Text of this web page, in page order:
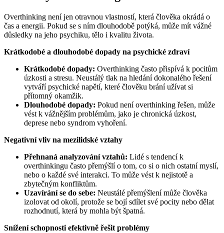
Overthinking není jen otravnou vlastností, která člověka okrádá o
čas a energii. Pokud se s ním dlouhodobě potýká, může mít vážné
důsledky na jeho psychiku, tělo i kvalitu života.
Krátkodobé a dlouhodobé dopady na psychické zdraví
Krátkodobé dopady: Overthinking často přispívá k pocitům
úzkosti a stresu. Neustálý tlak na hledání dokonalého řešení
vytváří psychické napětí, které člověku brání užívat si
přítomný okamžik.
Dlouhodobé dopady: Pokud není overthinking řešen, může
vést k vážnějším problémům, jako je chronická úzkost,
deprese nebo syndrom vyhoření.
Negativní vliv na mezilidské vztahy
Přehnaná analyzování vztahů: Lidé s tendencí k
overthinkingu často přemýšlí o tom, co si o nich ostatní myslí,
nebo o každé své interakci. To může vést k nejistotě a
zbytečným konfliktům.
Uzavírání se do sebe: Neustálé přemýšlení může člověka
izolovat od okolí, protože se bojí sdílet své pocity nebo dělat
rozhodnutí, která by mohla být špatná.
Snížení schopnosti efektivně řešit problémy